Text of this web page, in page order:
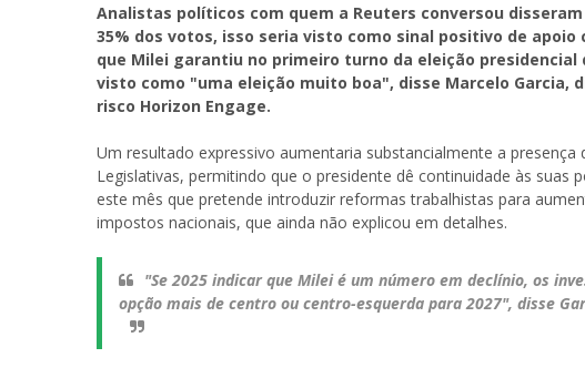
Analistas políticos com quem a Reuters conversou
35% dos votos, isso seria visto como sinal positivo de
que Milei garantiu no primeiro turno da eleição presidencial
visto como "uma eleição muito boa", disse Marcelo Garcia,
risco Horizon Engage.
Um resultado expressivo aumentaria substancialmente a
Legislativas, permitindo que o presidente dê continuidade às suas
este mês que pretende introduzir reformas trabalhistas para
impostos nacionais, que ainda não explicou em detalhes.
"Se 2025 indicar que Milei é um número em declínio, os
opção mais de centro ou centro-esquerda para 2027", disse